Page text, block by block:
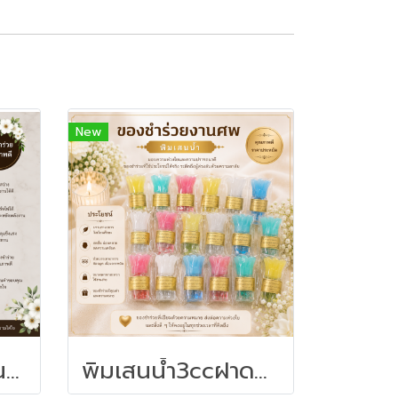
ไฟฉายชาร์จไฟบ้านสีดำ-ของชำร่วยงานศพ
New
พิมเสนน้ำ3ccฝาดอกไม้-ของชำร่วยงานศพ